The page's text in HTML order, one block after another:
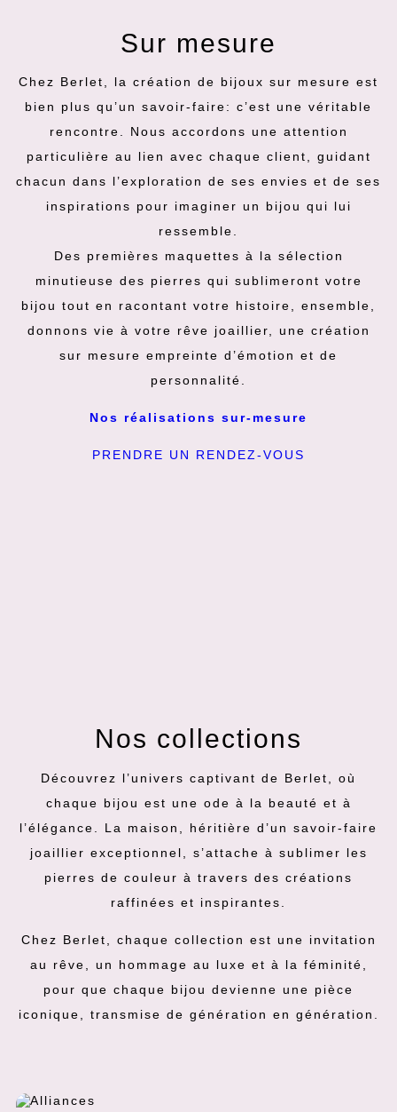
Sur mesure
Chez Berlet, la création de bijoux sur mesure est
bien plus qu’un savoir-faire: c’est une véritable
rencontre. Nous accordons une attention
particulière au lien avec chaque client, guidant
chacun dans l’exploration de ses envies et de ses
inspirations pour imaginer un bijou qui lui
ressemble.
Des premières maquettes à la sélection
minutieuse des pierres qui sublimeront votre
bijou tout en racontant votre histoire, ensemble,
donnons vie à votre rêve joaillier, une création
sur mesure empreinte d’émotion et de
personnalité.
Nos réalisations sur-mesure
PRENDRE UN RENDEZ-VOUS
Nos collections
Découvrez l’univers captivant de Berlet, où
chaque bijou est une ode à la beauté et à
l’élégance. La maison, héritière d’un savoir-faire
joaillier exceptionnel, s’attache à sublimer les
pierres de couleur à travers des créations
raffinées et inspirantes.
Chez Berlet, chaque collection est une invitation
au rêve, un hommage au luxe et à la féminité,
pour que chaque bijou devienne une pièce
iconique, transmise de génération en génération.